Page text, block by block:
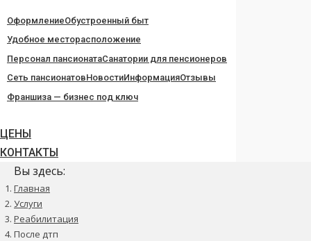
ОформлениеОбустроенный быт
Удобное месторасположение
Персонал пансионатаСанатории для пенсионеров
Сеть пансионатовНовостиИнформацияОтзывы
Франшиза — бизнес под ключ
ЦЕНЫ
КОНТАКТЫ
Вы здесь:
Главная
Услуги
Реабилитация
После дтп